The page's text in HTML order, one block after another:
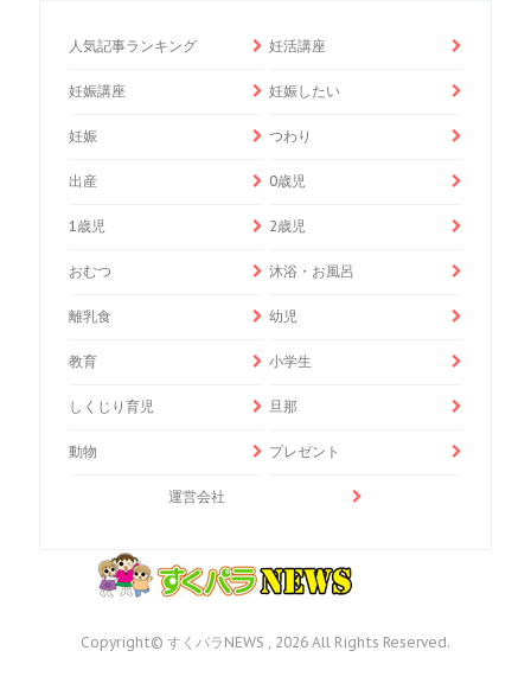
人気記事ランキング 妊活講座
妊娠講座 妊娠したい
妊娠 つわり
出産 0歳児
1歳児 2歳児
おむつ 沐浴・お風呂
離乳食 幼児
教育 小学生
しくじり育児 旦那
動物 プレゼント
運営会社
Copyright© すくパラNEWS , 2026 All Rights Reserved.